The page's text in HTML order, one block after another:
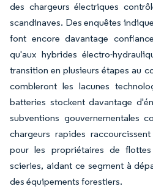
des chargeurs électriques
scandinaves. Des enquêtes
font encore davantage
qu'aux hybrides électro-
transition en plusieurs étapes au
combleront les lacunes
batteries stockent davantage
subventions gouvernementales
chargeurs rapides
pour les propriétaires de
scieries, aidant ce segment à
des équipements forestiers.